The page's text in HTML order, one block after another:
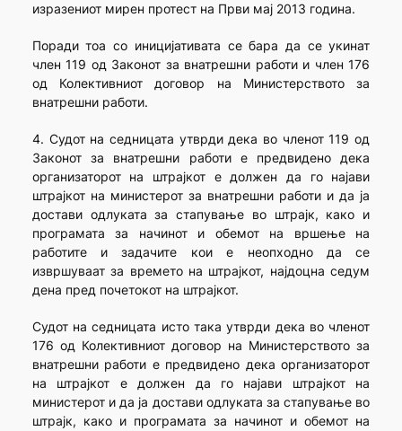
изразениот мирен протест на Први мај 2013 година.
Поради тоа со иницијативата се бара да се укинат
член 119 од Законот за внатрешни работи и член 176
од Колективниот договор на Министерството за
внатрешни работи.
4. Судот на седницата утврди дека во членот 119 од
Законот за внатрешни работи е предвидено дека
организаторот на штрајкот е должен да го најави
штрајкот на министерот за внатрешни работи и да ја
достави одлуката за стапување во штрајк, како и
програмата за начинот и обемот на вршење на
работите и задачите кои е неопходно да се
извршуваат за времето на штрајкот, најдоцна седум
дена пред почетокот на штрајкот.
Судот на седницата исто така утврди дека во членот
176 од Колективниот договор на Министерството за
внатрешни работи е предвидено дека организаторот
на штрајкот е должен да го најави штрајкот на
министерот и да ја достави одлуката за стапување во
штрајк, како и програмата за начинот и обемот на